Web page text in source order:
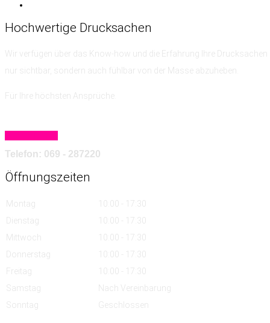
Hochwertige Drucksachen
Wir verfügen über das Know-how und die Erfahrung
Ihre
nur sichtbar, sondern auch fühlbar von der Masse abzuheben.
Für Ihre höchsten Ansprüche.
Telefon: 069 - 287220
Öffnungszeiten
Montag
10:00 - 17:30
Dienstag
10:00 - 17:30
Mittwoch
10:00 - 17:30
Donnerstag
10:00 - 17:30
Freitag
10:00 - 17:30
Samstag
Nach Vereinbarung
Sonntag
Geschlossen